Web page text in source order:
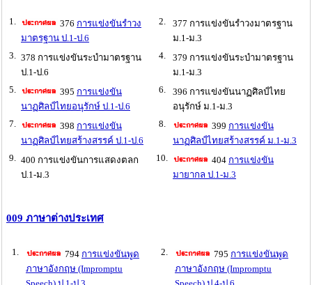
1. 376 การแข่งขันรำวง
มาตรฐาน ป.1-ป.6
2.
377 การแข่งขันรำวงมาตรฐาน
ม.1-ม.3
3.
378 การแข่งขันระบำมาตรฐาน
ป.1-ป.6
4.
379 การแข่งขันระบำมาตรฐาน
ม.1-ม.3
5.
395 การแข่งขัน
นาฏศิลป์ไทยอนุรักษ์ ป.1-ป.6
6.
396 การแข่งขันนาฏศิลป์ไทย
อนุรักษ์ ม.1-ม.3
7.
398 การแข่งขัน
นาฏศิลป์ไทยสร้างสรรค์ ป.1-ป.6
8. 399 การแข่งขัน
นาฏศิลป์ไทยสร้างสรรค์ ม.1-ม.3
9.
400 การแข่งขันการแสดงตลก
ป.1-ม.3
10. 404 การแข่งขัน
มายากล ป.1-ม.3
009 ภาษาต่างประเทศ
1. 794 การแข่งขันพูด
ภาษาอังกฤษ (Impromptu
2. 795 การแข่งขันพูด
ภาษาอังกฤษ (Impromptu